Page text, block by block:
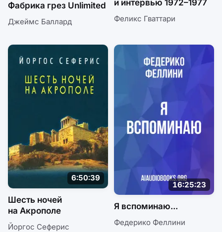
Фабрика грез Unlimited
Джеймс Баллард
и интервью 1972–1977
Феликс Гваттари
6:50:39
Шесть ночей
на Акрополе
Йоргос Сеферис
16:25:23
Я вспоминаю...
Федерико Феллини